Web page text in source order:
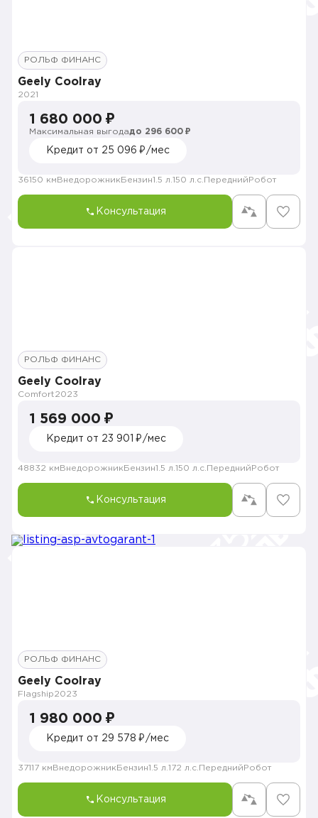
РОЛЬФ ФИНАНС
Geely Coolray
2021
1 680 000 ₽
Максимальная выгодадо 296 600 ₽
Кредит от 25 096 ₽/мес
36150 км Внедорожник Бензин1.5 л. 150 л.с. Передний Робот
Консультация
РОЛЬФ ФИНАНС
Geely Coolray
Comfort2023
1 569 000 ₽
Кредит от 23 901 ₽/мес
48832 км Внедорожник Бензин1.5 л. 150 л.с. Передний Робот
Консультация
РОЛЬФ ФИНАНС
Geely Coolray
Flagship2023
1 980 000 ₽
Кредит от 29 578 ₽/мес
37117 км Внедорожник Бензин1.5 л. 172 л.с. Передний Робот
Консультация